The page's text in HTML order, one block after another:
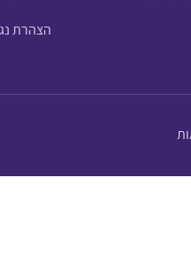
הצהרת